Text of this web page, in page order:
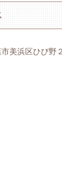
美浜区ひび野